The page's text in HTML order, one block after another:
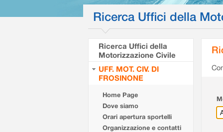
Ricerca Uffici della
Ricerca Uffici della
Motorizzazione Civile
UFF. MOT. CIV. DI
FROSINONE
Home Page
Dove siamo
Orari apertura sportelli
Organizzazione e contatti